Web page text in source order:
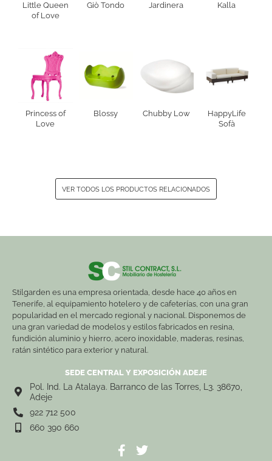
Little Queen
of Love
Giò Tondo Jardinera Kalla
Princess of
Love
Blossy Chubby Low
HappyLife
Sofà
VER TODOS LOS PRODUCTOS RELACIONADOS
Stilgarden es una empresa orientada, desde hace 40 años en
Tenerife, al equipamiento hotelero y de cafeterías, con una gran
popularidad en el mercado regional y nacional. Disponemos de
una gran variedad de modelos y estilos fabricados en resina,
fundición aluminio y hierro, acero inoxidable, maderas, resinas,
ratán sintético para exterior y natural.
SEDE CENTRAL Y EXPOSICIÓN ADEJE
Pol. Ind. La Atalaya. Barranco de las Torres, L3. 38670,
Adeje
922 712 500
660 390 660